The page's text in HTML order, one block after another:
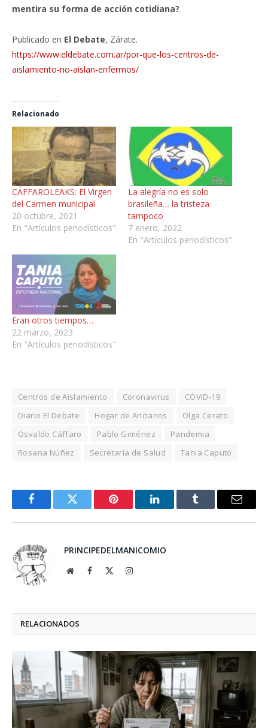
mentira su forma de acción cotidiana?
Publicado en El Debate, Zárate.
https://www.eldebate.com.ar/por-que-los-centros-de-
aislamiento-no-aislan-enfermos/
Relacionado
CÁFFAROLEAKS: El Virgen
del Carmen municipal
20 octubre, 2021
En "Artículos periodísticos"
La alegría no es solo
brasileña… la tristeza
tampoco
7 enero, 2022
En "Artículos periodísticos"
Eran otros tiempos…
22 marzo, 2023
En "Artículos periodísticos"
Centros de Aislamiento Coronavirus
COVID-19
Diario El Debate
Hogar de Ancianos
Olga Cerato
Osvaldo Cáffaro
Pablo Giménez
Pandemia
Rosana Núñez
Secretaría de Salud Tania Caputo
FacebookTwitter Pinterest LinkedInTumblr Email
PRINCIPEDELMANICOMIO
WebsiteFacebook Instagram
RELACIONADOS